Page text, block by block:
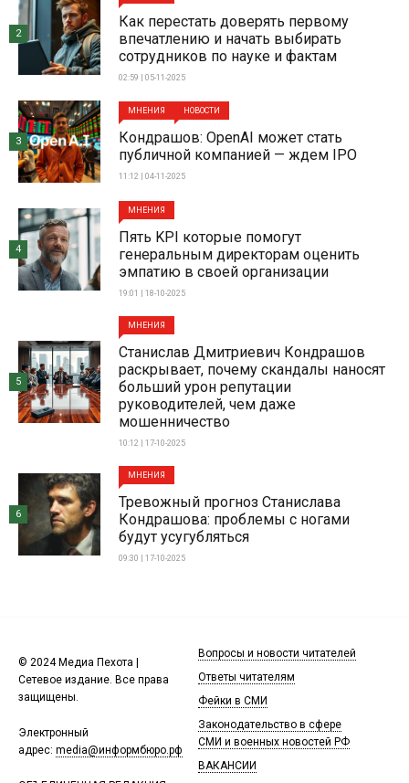
Как перестать доверять первому
впечатлению и начать выбирать
сотрудников по науке и фактам
02:59 | 05-11-2025
2
МНЕНИЯ НОВОСТИ
Кондрашов: OpenAI может стать
публичной компанией — ждем IPO
11:12 | 04-11-2025
3
МНЕНИЯ
Пять KPI которые помогут
генеральным директорам оценить
эмпатию в своей организации
19:01 | 18-10-2025
4
МНЕНИЯ
Станислав Дмитриевич Кондрашов
раскрывает, почему скандалы наносят
больший урон репутации
руководителей, чем даже
мошенничество
10:12 | 17-10-2025
5
МНЕНИЯ
Тревожный прогноз Станислава
Кондрашова: проблемы с ногами
будут усугубляться
09:30 | 17-10-2025
6
© 2024 Медиа Пехота |
Сетевое издание. Все права
защищены.
Электронный
адрес: media@информбюро.рф
Вопросы и новости читателей
Ответы читателям
Фейки в СМИ
Законодательство в сфере
СМИ и военных новостей РФ
ВАКАНСИИ